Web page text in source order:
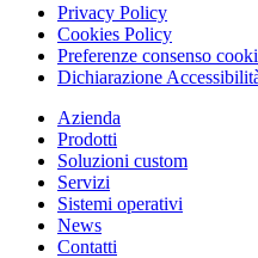
Privacy Policy
Cookies Policy
Preferenze consenso
Dichiarazione
Azienda
Prodotti
Soluzioni custom
Servizi
Sistemi operativi
News
Contatti